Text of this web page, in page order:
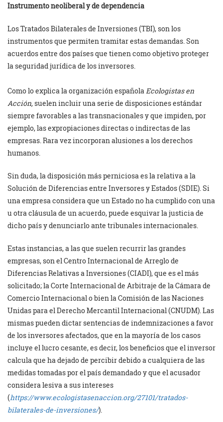
Instrumento neoliberal y de dependencia
Los Tratados Bilaterales de Inversiones (TBI), son los
instrumentos que permiten tramitar estas demandas. Son
acuerdos entre dos países que tienen como objetivo proteger
la seguridad jurídica de los inversores.
Como lo explica la organización española Ecologistas en
Acción,suelen incluir una serie de disposiciones estándar
siempre favorables a las transnacionales y que impiden, por
ejemplo, las expropiaciones directas o indirectas de las
empresas. Rara vez incorporan alusiones a los derechos
humanos.
Sin duda, la disposición más perniciosa es la relativa a la
Solución de Diferencias entre Inversores y Estados (SDIE). Si
una empresa considera que un Estado no ha cumplido con una
u otra cláusula de un acuerdo, puede esquivar la justicia de
dicho país y denunciarlo ante tribunales internacionales.
Estas instancias, a las que suelen recurrir las grandes
empresas, son el Centro Internacional de Arreglo de
Diferencias Relativas a Inversiones (CIADI), que es el más
solicitado; la Corte Internacional de Arbitraje de la Cámara de
Comercio Internacional o bien la Comisión de las Naciones
Unidas para el Derecho Mercantil Internacional (CNUDM). Las
mismas pueden dictar sentencias de indemnizaciones a favor
de los inversores afectados, que en la mayoría de los casos
incluye el lucro cesante, es decir, los beneficios que el inversor
calcula que ha dejado de percibir debido a cualquiera de las
medidas tomadas por el país demandado y que el acusador
considera lesiva a sus intereses
(https://www.ecologistasenaccion.org/27101/tratados-
bilaterales-de-inversiones/).